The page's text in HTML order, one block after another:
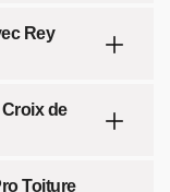
Rey
de
Toiture